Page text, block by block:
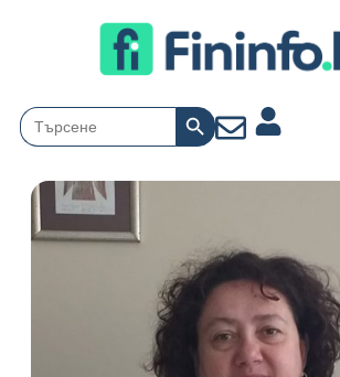
Search
for:
Search Button